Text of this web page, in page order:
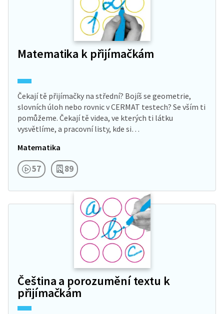
Matematika k přijímačkám
Čekají tě přijímačky na střední? Bojíš se geometrie,
slovních úloh nebo rovnic v CERMAT testech? Se vším ti
pomůžeme. Čekají tě videa, ve kterých ti látku
vysvětlíme, a pracovní listy, kde si…
Matematika
57 89
Čeština a porozumění textu k
přijímačkám